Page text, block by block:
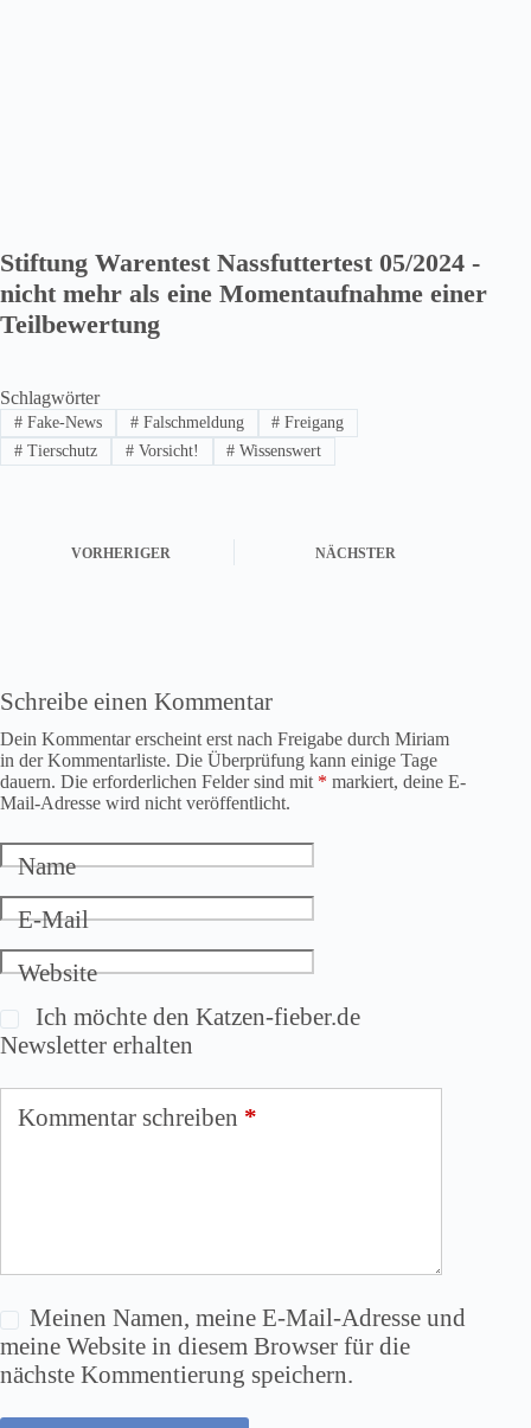
Stiftung Warentest Nassfuttertest 05/2024 -
nicht mehr als eine Momentaufnahme einer
Teilbewertung
Schlagwörter
#Fake-News #Falschmeldung # Freigang
#Tierschutz #Vorsicht! # Wissenswert
VORHERIGER NÄCHSTER
Schreibe einen Kommentar
Dein Kommentar erscheint erst nach Freigabe durch Miriam
in der Kommentarliste. Die Überprüfung kann einige Tage
dauern. Die erforderlichen Felder sind mit * markiert, deine E-
Mail-Adresse wird nicht veröffentlicht.
Name
E-Mail
Website
Ich möchte den Katzen-fieber.de
Newsletter erhalten
Kommentar schreiben *
Meinen Namen, meine E-Mail-Adresse und
meine Website in diesem Browser für die
nächste Kommentierung speichern.